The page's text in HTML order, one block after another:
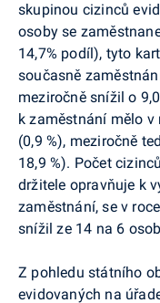
skupinou cizinců
osoby se
14,7% podíl), tyto
současně
meziročně snížil o
k zaměstnání mělo v
(0,9 %), meziročně
18,9 %). Počet
držitele opravňuje k
zaměstnání, se v
snížil ze 14 na 6
Z pohledu státního
evidovaných na